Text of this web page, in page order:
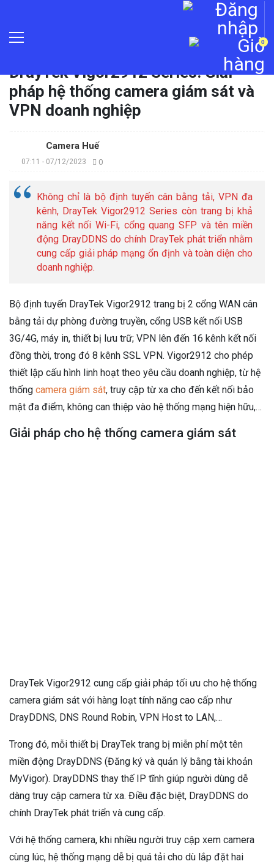
0
DrayTek Vigor2912 Series: Giải
pháp hệ thống camera giám sát và
VPN doanh nghiệp
Camera Huế
07:11 - 07/12/2023 0
Không chỉ là bộ định tuyến cân bằng tải, VPN đa
kênh, DrayTek Vigor2912 Series còn trang bị khả
năng kết nối Wi-Fi, cổng quang SFP và tên miền
động DrayDDNS do chính DrayTek phát triển nhằm
cung cấp giải pháp mạng ổn định và toàn diện cho
doanh nghiệp.
Bộ định tuyến DrayTek Vigor2912 trang bị 2 cổng WAN cân
bằng tải dự phòng đường truyền, cổng USB kết nối USB
3G/4G, máy in, thiết bị lưu trữ; VPN lên đến 16 kênh kết nối
đồng thời, trong đó 8 kênh SSL VPN. Vigor2912 cho phép
thiết lập cấu hình linh hoạt theo yêu cầu doanh nghiệp, từ hệ
thống camera giám sát, truy cập từ xa cho đến kết nối bảo
mật đa điểm, không can thiệp vào hệ thống mạng hiện hữu,…
Giải pháp cho hệ thống camera giám sát
DrayTek Vigor2912 cung cấp giải pháp tối ưu cho hệ thống
camera giám sát với hàng loạt tính năng cao cấp như
DrayDDNS, DNS Round Robin, VPN Host to LAN,…
Trong đó, mỗi thiết bị DrayTek trang bị miễn phí một tên
miền động DrayDDNS (Đăng ký và quản lý bằng tài khoản
MyVigor). DrayDDNS thay thế IP tĩnh giúp người dùng dễ
dàng truy cập camera từ xa. Điều đặc biệt, DrayDDNS do
chính DrayTek phát triển và cung cấp.
Với hệ thống camera, khi nhiều người truy cập xem camera
cùng lúc, hệ thống mạng dễ bị quá tải cho dù lắp đặt hai